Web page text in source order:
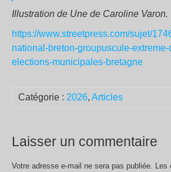
Illustration de Une de Caroline Varon.
https://www.streetpress.com/sujet/
national-breton-groupuscule-
elections-municipales-bretagne
Catégorie : 2026, Articles
Laisser un commentaire
Votre adresse e-mail ne sera pas publiée. Les